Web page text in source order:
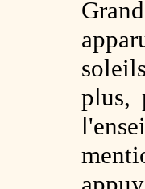
plus,